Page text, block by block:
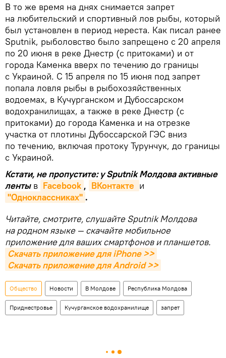
В то же время на днях снимается запрет
на любительский и спортивный лов рыбы, который
был установлен в период нереста. Как писал ранее
Sputnik, рыболовство было запрещено с 20 апреля
по 20 июня в реке Днестр (с притоками) и от
города Каменка вверх по течению до границы
с Украиной. С 15 апреля по 15 июня под запрет
попала ловля рыбы в рыбохозяйственных
водоемах, в Кучурганском и Дубоссарском
водохранилищах, а также в реке Днестр (с
притоками) до города Каменка и на отрезке
участка от плотины Дубоссарской ГЭС вниз
по течению, включая протоку Турунчук, до границы
с Украиной.
Кстати, не пропустите: у Sputnik Молдова активные
ленты в Facebook , ВКонтакте и
"Одноклассниках" .
Читайте, смотрите, слушайте Sputnik Молдова
на родном языке — скачайте мобильное
приложение для ваших смартфонов и планшетов.
Скачать приложение для iPhone >>
Скачать приложение для Android >>
Общество Новости В Молдове Республика Молдова
Приднестровье Кучурганское водохранилище запрет